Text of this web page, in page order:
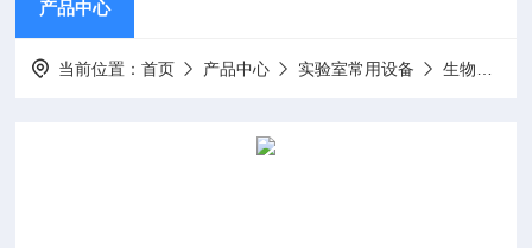
产品中心
当前位置：首页 产品中心 实验室常用设备 生物安全柜